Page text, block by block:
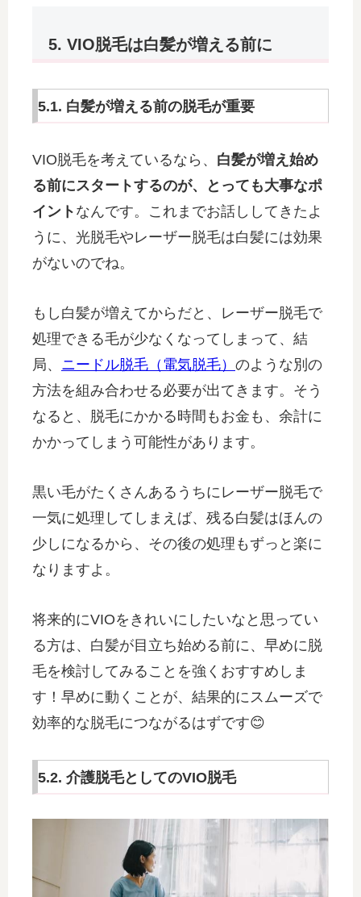
5. VIO脱毛は白髪が増える前に
5.1. 白髪が増える前の脱毛が重要
VIO脱毛を考えているなら、 白髪が増え始め
る前にスタートするのが、とっても大事なポ
イント なんです。これまでお話ししてきたよ
うに、光脱毛やレーザー脱毛は白髪には効果
がないのでね。
もし白髪が増えてからだと、レーザー脱毛で
処理できる毛が少なくなってしまって、結
局、 ニードル脱毛（電気脱毛） のような別の
方法を組み合わせる必要が出てきます。そう
なると、脱毛にかかる時間もお金も、余計に
かかってしまう可能性があります。
黒い毛がたくさんあるうちにレーザー脱毛で
一気に処理してしまえば、残る白髪はほんの
少しになるから、その後の処理もずっと楽に
なりますよ。
将来的にVIOをきれいにしたいなと思ってい
る方は、白髪が目立ち始める前に、早めに脱
毛を検討してみることを強くおすすめしま
す！早めに動くことが、結果的にスムーズで
効率的な脱毛につながるはずです😊
5.2. 介護脱毛としてのVIO脱毛